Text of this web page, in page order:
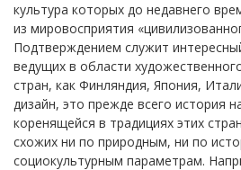
культура которых до недавнего
из мировосприятия
Подтверждением служит
ведущих в области
стран, как Финляндия, Япония,
дизайн, это прежде всего история
коренящейся в традициях этих
схожих ни по природным, ни по
социокультурным параметрам.